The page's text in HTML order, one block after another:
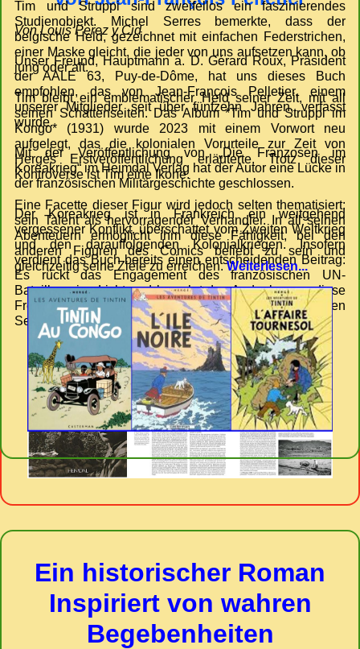
Tim und Struppi sind zweifellos ein faszinierendes
Studienobjekt. Michel Serres bemerkte, dass der
belgische Held, gezeichnet mit einfachen Federstrichen,
einer Maske gleicht, die jeder von uns aufsetzen kann, ob
jung oder alt.
Tim bleibt ein emblematischer Held seiner Zeit, mit all
seinen Schattenseiten. Das Album *Tim und Struppi im
Kongo* (1931) wurde 2023 mit einem Vorwort neu
aufgelegt, das die kolonialen Vorurteile zur Zeit von
Hergés Erstveröffentlichung erläuterte. Trotz dieser
Kontroverse ist Tim eine Ikone.
Eine Facette dieser Figur wird jedoch selten thematisiert:
sein Talent als hervorragender Verhandler. In all seinen
Abenteuern ermöglicht ihm diese Fähigkeit, bei den
anderen Figuren des Comics beliebt zu sein und
gleichzeitig seine Ziele zu erreichen.Weiterlesen...
Von Louis Perez y Cid
Unser Freund, Hauptmann a. D. Gérard Roux, Präsident
der AALE 63, Puy-de-Dôme, hat uns dieses Buch
empfohlen, das von Jean-François Pelletier, einem
unserer Mitglieder seit über fünfzehn Jahren, verfasst
wurde.
Mit der Veröffentlichung von „Die Franzosen im
Koreakrieg“ im Heimdal Verlag hat der Autor eine Lücke in
der französischen Militärgeschichte geschlossen.
Der Koreakrieg ist in Frankreich ein weitgehend
vergessener Konflikt, überschattet vom Zweiten Weltkrieg
und den darauffolgenden Kolonialkriegen. Insofern
verdient das Buch bereits einen entscheidenden Beitrag:
Es rückt das Engagement des französischen UN-
Bataillons ins Licht und bewahrt das Andenken an diese
Freiwilligen, die zwischen 1950 und 1953 auf der anderen
Seite der Welt kämpften...Weiterlesen...
Ein historischer Roman
Inspiriert von wahren
Begebenheiten